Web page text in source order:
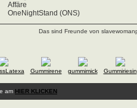
Affäre
OneNightStand (ONS)
Das sind Freunde von
Gummirene gummimick Gummiriesin
am HIER KLICKEN